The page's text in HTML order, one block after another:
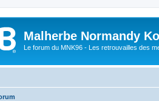
Malherbe Normandy
Le forum du MNK96 - Les retrouvailles des